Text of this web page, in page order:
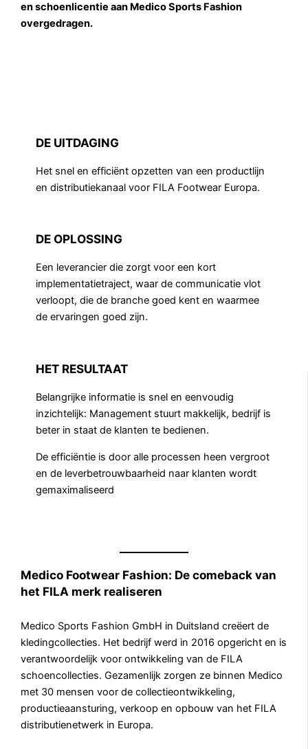
en schoenlicentie aan Medico Sports Fashion
overgedragen.
DE UITDAGING
Het snel en efficiënt opzetten van een productlijn
en distributiekanaal voor FILA Footwear Europa.
DE OPLOSSING
Een leverancier die zorgt voor een kort
implementatietraject, waar de communicatie vlot
verloopt, die de branche goed kent en waarmee
de ervaringen goed zijn.
HET RESULTAAT
Belangrijke informatie is snel en eenvoudig
inzichtelijk: Management stuurt makkelijk, bedrijf is
beter in staat de klanten te bedienen.
De efficiëntie is door alle processen heen vergroot
en de leverbetrouwbaarheid naar klanten wordt
gemaximaliseerd
Medico Footwear Fashion: De comeback van
het FILA merk realiseren
Medico Sports Fashion GmbH in Duitsland creëert de
kledingcollecties. Het bedrijf werd in 2016 opgericht en is
verantwoordelijk voor ontwikkeling van de FILA
schoencollecties. Gezamenlijk zorgen ze binnen Medico
met 30 mensen voor de collectieontwikkeling,
productieaansturing, verkoop en opbouw van het FILA
distributienetwerk in Europa.